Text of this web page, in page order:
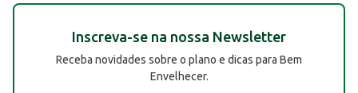
Inscreva-se na nossa Newsletter
Receba novidades sobre o plano e dicas para Bem
Envelhecer.